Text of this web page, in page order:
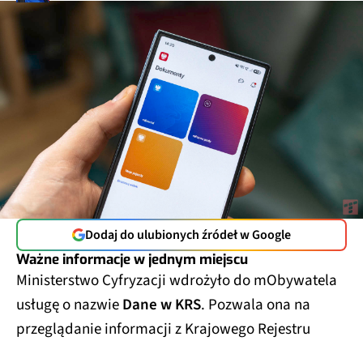
Dodaj do ulubionych źródeł w Google
Ważne informacje w jednym miejscu
Ministerstwo Cyfryzacji wdrożyło do mObywatela
usługę o nazwieDane w KRS. Pozwala ona na
przeglądanie informacji z Krajowego Rejestru